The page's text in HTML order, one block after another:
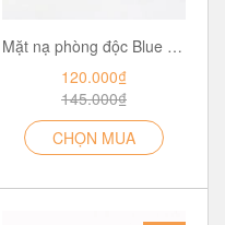
Mặt nạ phòng độc Blue Eagle NP305+ phin RC203
120.000₫
145.000₫
CHỌN MUA